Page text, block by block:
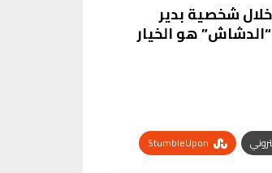
شخصية بدير
هو الخيار
StumbleUpon